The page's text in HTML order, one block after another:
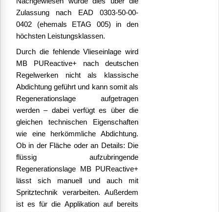
Zulassung nach EAD 0303-50-00-
0402 (ehemals ETAG 005) in den
höchsten Leistungsklassen.
Durch die fehlende Vlieseinlage wird
MB PUReactive+ nach deutschen
Regelwerken nicht als klassische
Abdichtung geführt und kann somit als
Regenerationslage aufgetragen
werden – dabei verfügt es über die
gleichen technischen Eigenschaften
wie eine herkömmliche Abdichtung.
Ob in der Fläche oder an Details: Die
flüssig aufzubringende
Regenerationslage MB PUReactive+
lässt sich manuell und auch mit
Spritztechnik verarbeiten. Außerdem
ist es für die Applikation auf bereits